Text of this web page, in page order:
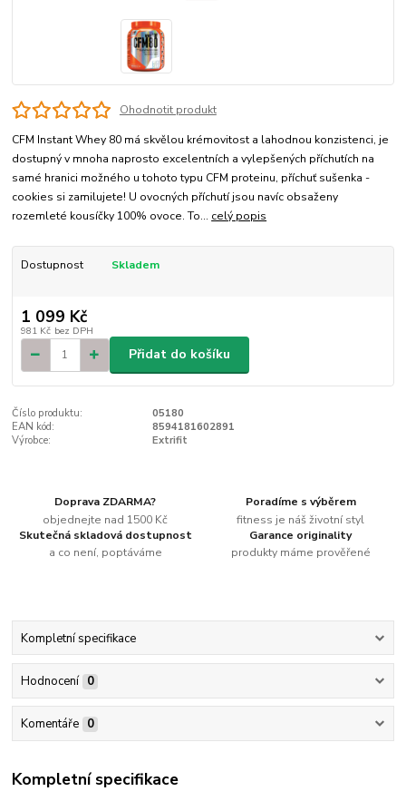
Ohodnotit produkt
CFM Instant Whey 80 má skvělou krémovitost a lahodnou konzistenci, je
dostupný v mnoha naprosto excelentních a vylepšených příchutích na
samé hranici možného u tohoto typu CFM proteinu, příchuť sušenka -
cookies si zamilujete! U ovocných příchutí jsou navíc obsaženy
rozemleté kousíčky 100% ovoce. To... celý popis
Dostupnost Skladem
1 099 Kč
981 Kč bez DPH
Přidat do košíku
Číslo produktu:
05180
EAN kód:
8594181602891
Výrobce:
Extrifit
Doprava ZDARMA?
objednejte nad 1500 Kč
Poradíme s výběrem
fitness je náš životní styl
Skutečná skladová dostupnost
a co není, poptáváme
Garance originality
produkty máme prověřené
Kompletní specifikace
Hodnocení 0
Komentáře 0
Kompletní specifikace